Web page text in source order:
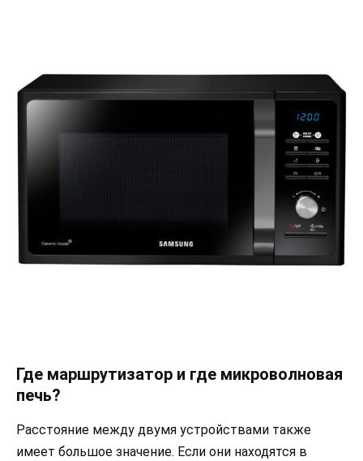
Где маршрутизатор и где микроволновая
печь?
Расстояние между двумя устройствами также
имеет большое значение. Если они находятся в